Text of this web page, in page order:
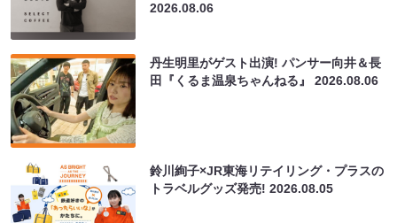
2026.08.06
丹生明里がゲスト出演! パンサー向井＆長
田『くるま温泉ちゃんねる』2026.08.06
鈴川絢子×JR東海リテイリング・プラスの
トラベルグッズ発売!2026.08.05